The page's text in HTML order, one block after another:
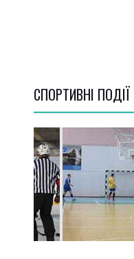
СПОРТИВНI ПОДІЇ